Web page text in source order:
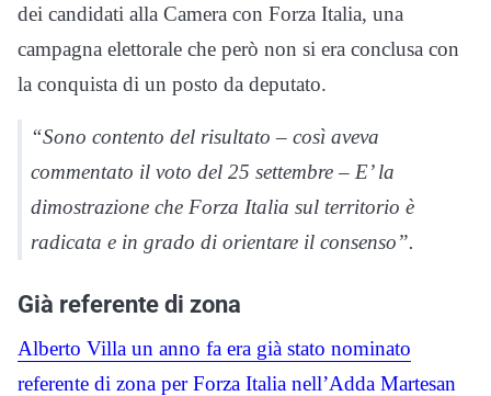
dei candidati alla Camera con Forza Italia, una
campagna elettorale che però non si era conclusa con
la conquista di un posto da deputato.
“Sono contento del risultato – così aveva
commentato il voto del 25 settembre – E’ la
dimostrazione che Forza Italia sul territorio è
radicata e in grado di orientare il consenso”.
Già referente di zona
Alberto Villa un anno fa era già stato nominato
referente di zona per Forza Italia nell’Adda Martesan